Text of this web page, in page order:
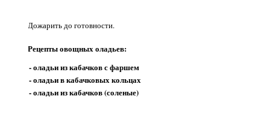
Дожарить до готовности.
Рецепты овощных оладьев:
- оладьи из кабачков с фаршем
- оладьи в кабачковых кольцах
- оладьи из кабачков (соленые)